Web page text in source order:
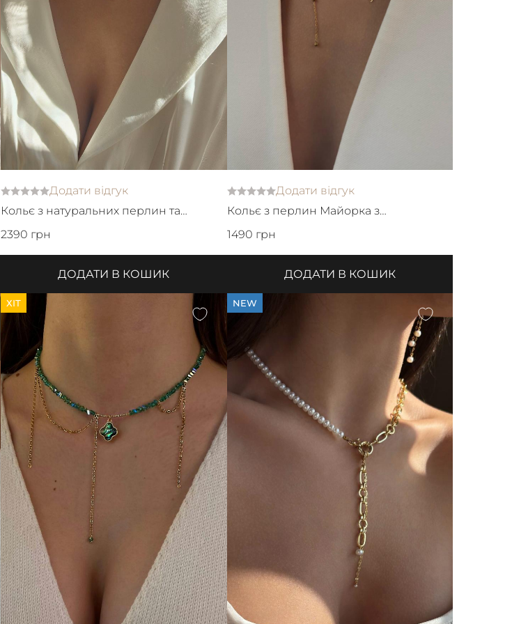
Додати відгук
Кольє з натуральних перлин та
ланцюжка зі з'ємним кулоном
2390 грн
ДОДАТИ В КОШИК
Додати відгук
Кольє з перлин Майорка з
ланцюжками та кулоном
1490 грн
ДОДАТИ В КОШИК
ХІТ NEW